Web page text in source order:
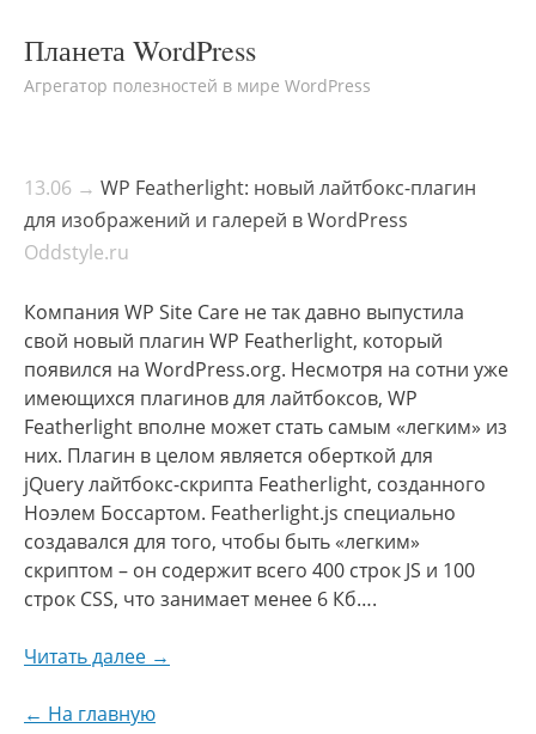
Планета WordPress
Агрегатор полезностей в мире WordPress
13.06 → WP Featherlight: новый лайтбокс-плагин
для изображений и галерей в WordPress
Oddstyle.ru
Компания WP Site Care не так давно выпустила
свой новый плагин WP Featherlight, который
появился на WordPress.org. Несмотря на сотни уже
имеющихся плагинов для лайтбоксов, WP
Featherlight вполне может стать самым «легким» из
них. Плагин в целом является оберткой для
jQuery лайтбокс-скрипта Featherlight, созданного
Ноэлем Боссартом. Featherlight.js специально
создавался для того, чтобы быть «легким»
скриптом – он содержит всего 400 строк JS и 100
строк CSS, что занимает менее 6 Кб….
Читать далее →
← На главную